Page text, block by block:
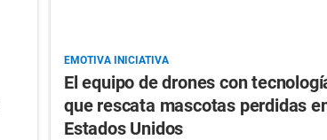
EMOTIVA INICIATIVA
El equipo de drones con
que rescata mascotas perdidas
Estados Unidos